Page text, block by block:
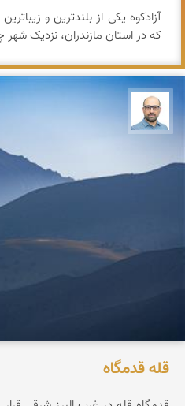
آزادکوه یکی از بلندترین و
که در استان مازندران، نزدیک
قله قدمگاه